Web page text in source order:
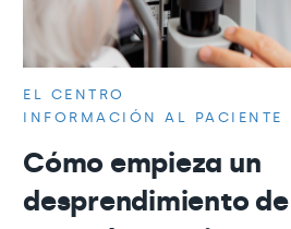
EL CENTRO
INFORMACIÓN AL PACIENTE
Cómo empieza un
desprendimiento